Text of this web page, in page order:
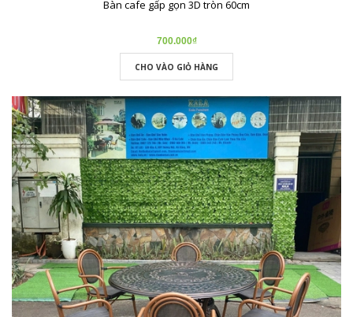
Bàn cafe gấp gọn 3D tròn 60cm
700.000₫
CHO VÀO GIỎ HÀNG